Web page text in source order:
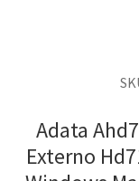
Adata
Externo